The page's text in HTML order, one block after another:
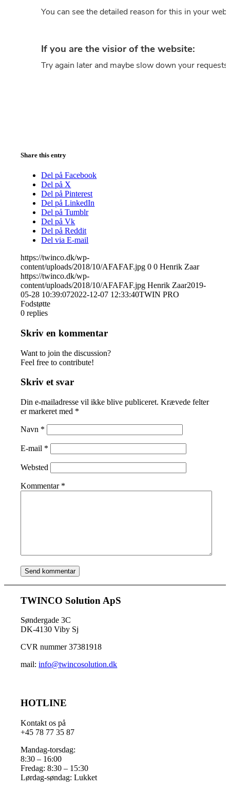
Share this entry
Del på Facebook
Del på X
Del på Pinterest
Del på LinkedIn
Del på Tumblr
Del på Vk
Del på Reddit
Del via E-mail
https://twinco.dk/wp-
content/uploads/2018/10/AFAFAF.jpg 0 0 Henrik Zaar
https://twinco.dk/wp-
content/uploads/2018/10/AFAFAF.jpg Henrik Zaar2019-
05-28 10:39:072022-12-07 12:33:40TWIN PRO
Fodstøtte
0 replies
Skriv en kommentar
Want to join the discussion?
Feel free to contribute!
Skriv et svar
Din e-mailadresse vil ikke blive publiceret. Krævede felter
er markeret med *
Navn *
E-mail *
Websted
Kommentar *
TWINCO Solution ApS
Søndergade 3C
DK-4130 Viby Sj
CVR nummer 37381918
mail:info@twincosolution.dk
HOTLINE
Kontakt os på
+45 78 77 35 87
Mandag-torsdag:
8:30 – 16:00
Fredag: 8:30 – 15:30
Lørdag-søndag: Lukket